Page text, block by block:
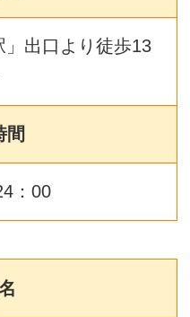
」出口より徒歩13
間
：00